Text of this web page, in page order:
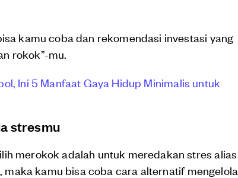
kamu coba dan rekomendasi investasi yang
rokok”-mu.
Ini 5 Manfaat Gaya Hidup Minimalis untuk
stresmu
merokok adalah untuk meredakan stres alias
kamu bisa coba cara alternatif mengelola